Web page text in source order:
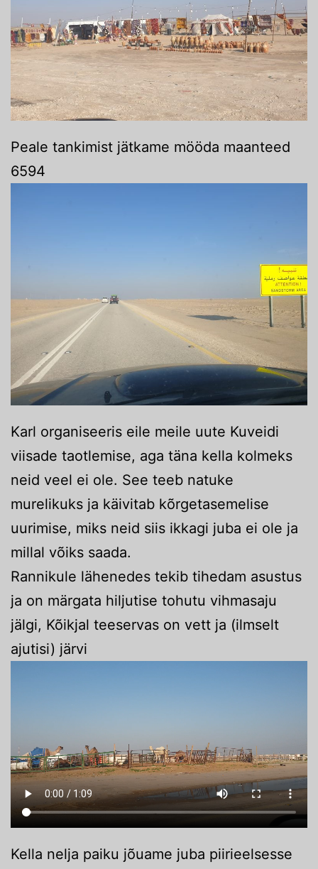
Peale tankimist jätkame mööda maanteed
6594
Karl organiseeris eile meile uute Kuveidi
viisade taotlemise, aga täna kella kolmeks
neid veel ei ole. See teeb natuke
murelikuks ja käivitab kõrgetasemelise
uurimise, miks neid siis ikkagi juba ei ole ja
millal võiks saada.
Rannikule lähenedes tekib tihedam asustus
ja on märgata hiljutise tohutu vihmasaju
jälgi, Kõikjal teeservas on vett ja (ilmselt
ajutisi) järvi
Kella nelja paiku jõuame juba piirieelsesse